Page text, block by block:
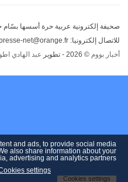
صحيفة إلكترونية عربية حرة أسسها بسّام
للاتصال إلكترونيا: presse-net@orange.fr
أخبار بووم © 2026 - تطوير عبد الهادي
and ads, to provide social media
also share information about your
advertising and analytics partners.
settings
Cookies settings